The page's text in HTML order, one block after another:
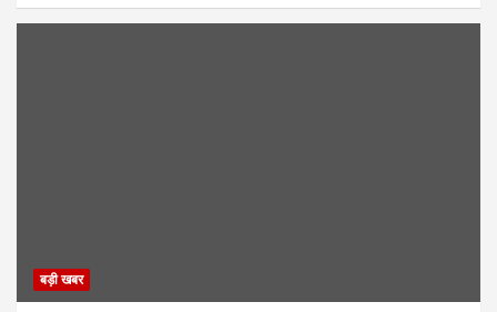
बड़ी खबर